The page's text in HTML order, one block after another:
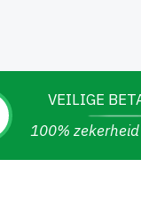
VEILIGE
100%